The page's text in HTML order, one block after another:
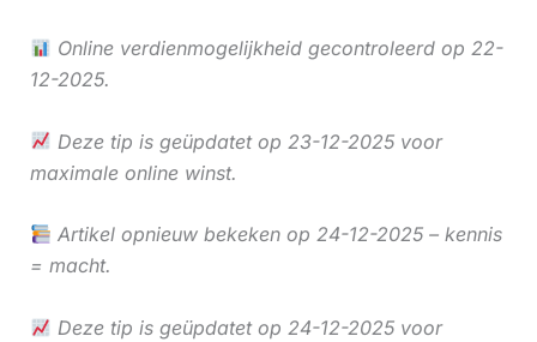
Online verdienmogelijkheid gecontroleerd op 22-
12-2025.
Deze tip is geüpdatet op 23-12-2025 voor
maximale online winst.
Artikel opnieuw bekeken op 24-12-2025 – kennis
= macht.
Deze tip is geüpdatet op 24-12-2025 voor